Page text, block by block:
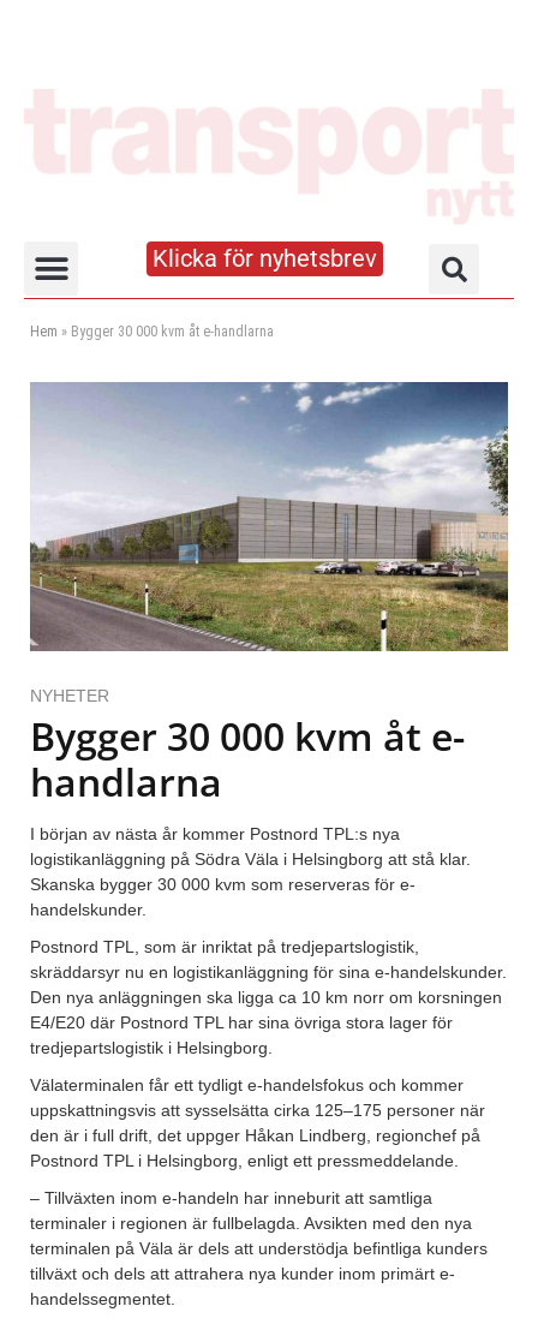
Klicka för nyhetsbrev
Hem » Bygger 30 000 kvm åt e-handlarna
NYHETER
Bygger 30 000 kvm åt e-
handlarna
I början av nästa år kommer Postnord TPL:s nya
logistikanläggning på Södra Väla i Helsingborg att stå klar.
Skanska bygger 30 000 kvm som reserveras för e-
handelskunder.
Postnord TPL, som är inriktat på tredjepartslogistik,
skräddarsyr nu en logistikanläggning för sina e-handelskunder.
Den nya anläggningen ska ligga ca 10 km norr om korsningen
E4/E20 där Postnord TPL har sina övriga stora lager för
tredjepartslogistik i Helsingborg.
Välaterminalen får ett tydligt e-handelsfokus och kommer
uppskattningsvis att sysselsätta cirka 125–175 personer när
den är i full drift, det uppger Håkan Lindberg, regionchef på
Postnord TPL i Helsingborg, enligt ett pressmeddelande.
– Tillväxten inom e-handeln har inneburit att samtliga
terminaler i regionen är fullbelagda. Avsikten med den nya
terminalen på Väla är dels att understödja befintliga kunders
tillväxt och dels att attrahera nya kunder inom primärt e-
handelssegmentet.